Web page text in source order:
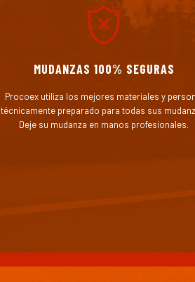
MUDANZAS 100% SEGURAS
Procoex utiliza los mejores materiales y
técnicamente preparado para todas sus
Deje su mudanza en manos profesionales.